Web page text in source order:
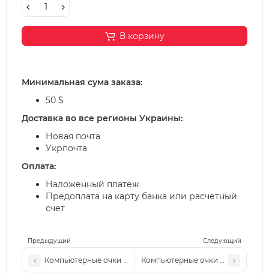
Предыдущий Следующий
Компьютерные очки TR 6025 с1 черные-глянцевые
Компьютерные очки TR 6021 с2
В корзину
Минимальная сума заказа:
50 $
Доставка во все регионы Украины:
Новая почта
Укрпочта
Оплата:
Наложенный платеж
Предоплата на карту банка или расчетный
счет